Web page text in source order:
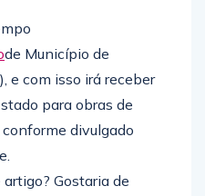
de Município de
e com isso irá receber
para obras de
divulgado
Gostaria de